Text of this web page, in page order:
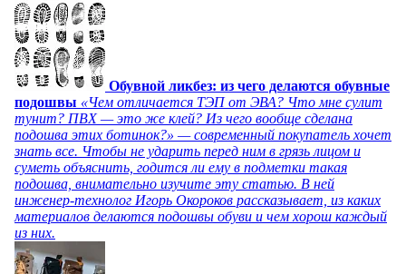
Обувной ликбез: из чего делаются обувные
подошвы «Чем отличается ТЭП от ЭВА? Что мне сулит
тунит? ПВХ — это же клей? Из чего вообще сделана
подошва этих ботинок?» — современный покупатель хочет
знать все. Чтобы не ударить перед ним в грязь лицом и
суметь объяснить, годится ли ему в подметки такая
подошва, внимательно изучите эту статью. В ней
инженер-технолог Игорь Окороков рассказывает, из каких
материалов делаются подошвы обуви и чем хорош каждый
из них.